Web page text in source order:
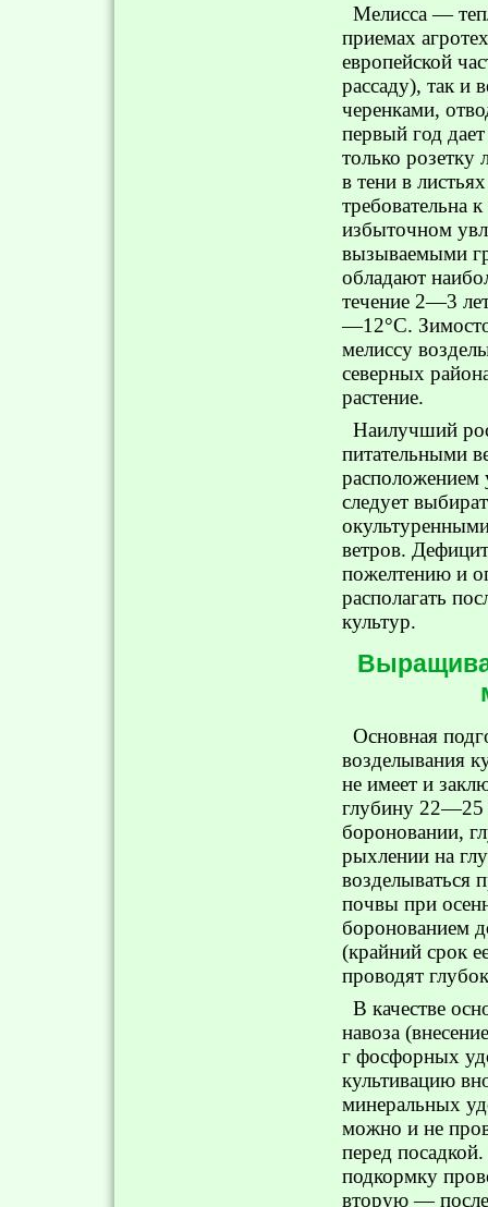
Мелисса —
приемах
европейской
рассаду), так и
черенками,
первый год
только розетку
в тени в
требовательна
избыточном
вызываемыми
обладают
течение 2—3
—12°С.
мелиссу
северных
растение.
Наилучший
питательными
следует
ветров.
пожелтению и
располагать
культур.
Основная
возделывания
не имеет и
глубину 22—25
бороновании,
рыхлении на
возделываться
почвы при
боронованием
(крайний срок
проводят
В качестве
навоза
г фосфорных
культивацию
минеральных
можно и не
перед
подкормку
вторую — после